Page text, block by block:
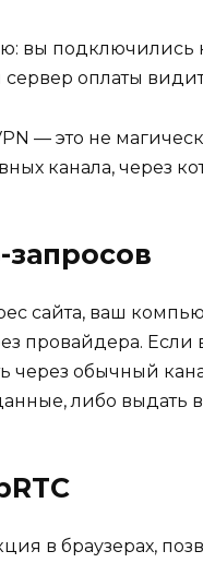
вы подключились
оплаты
— это не
канала, через
запросов
сайта, ваш
провайдера. Если
через обычный
либо выдать
в браузерах,